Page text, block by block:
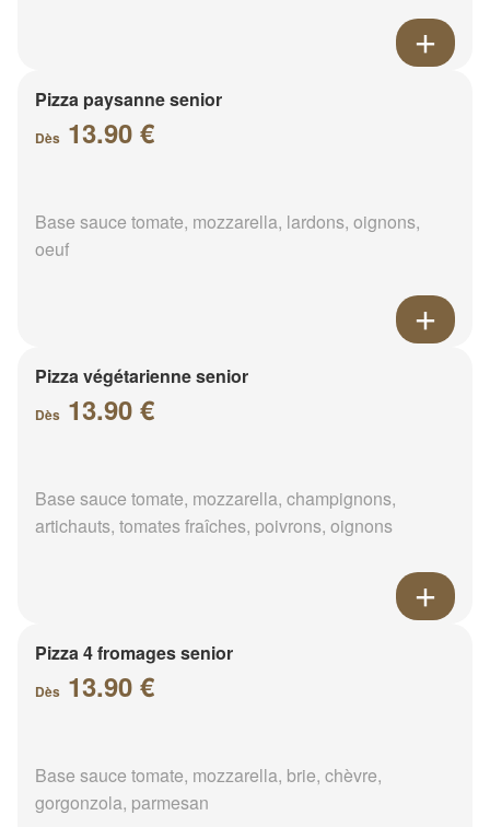
Pizza paysanne senior
Dès 13.90 €
Base sauce tomate, mozzarella, lardons, oignons,
oeuf
Pizza végétarienne senior
Dès 13.90 €
Base sauce tomate, mozzarella, champignons,
artichauts, tomates fraîches, poivrons, oignons
Pizza 4 fromages senior
Dès 13.90 €
Base sauce tomate, mozzarella, brie, chèvre,
gorgonzola, parmesan